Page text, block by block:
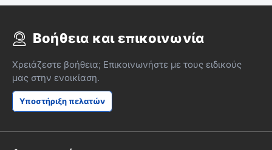
Βοήθεια και επικοινωνία
Χρειάζεστε βοήθεια; Επικοινωνήστε με τους ειδικούς
μας στην ενοικίαση.
Υποστήριξη πελατών